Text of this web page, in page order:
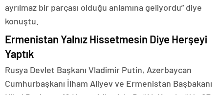
ayrılmaz bir parçası olduğu anlamına geliyordu” diye
konuştu.
Ermenistan Yalnız Hissetmesin Diye Herşeyi
Yaptık
Rusya Devlet Başkanı Vladimir Putin, Azerbaycan
Cumhurbaşkanı İlham Aliyev ve Ermenistan Başbakanı